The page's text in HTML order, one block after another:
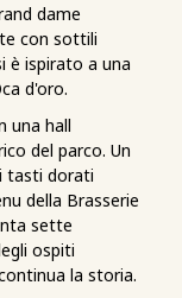
dame
con sottili
è ispirato a una
d'oro.
una hall
del parco. Un
tasti dorati
della Brasserie
sette
ospiti
la storia.